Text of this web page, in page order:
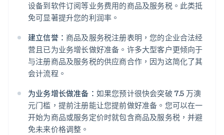
设备到软件订阅等业务费用的商品及服务税。此类抵
免可显著提升您的利润率。
建立信誉： 商品及服务税注册表明，您的企业合法经
营且已为业务增长做好准备。许多大型客户更倾向于
与注册商品及服务税的供应商合作，因为这简化了其
会计流程。
为业务增长做准备： 如果您预计很快会突破 7.5 万澳
元门槛，提前注册能让您提前做好准备。您可以在一
开始为商品或服务定价时就包含商品及服务税，并避
免未来价格调整。